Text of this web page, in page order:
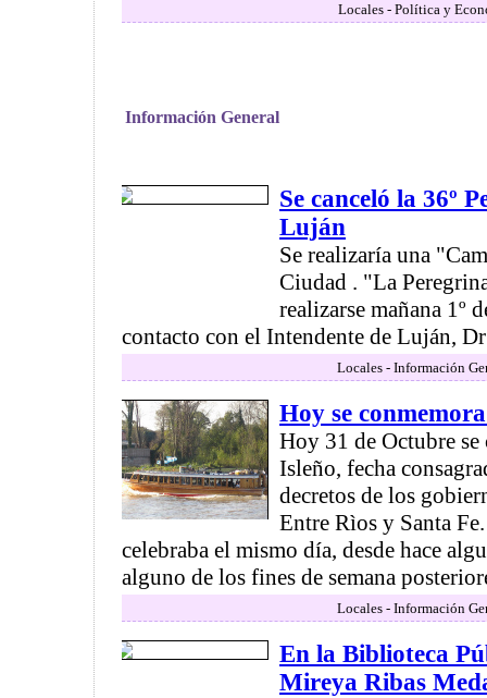
Locales - Política y
Información General
Se canceló la 36º
Luján
Se realizaría una
Ciudad . "La
realizarse mañana 1º
contacto con el Intendente de Luján,
Locales - Información
Hoy se
Hoy 31 de Octubre
Isleño, fecha
decretos de los
Entre Rìos y Santa
celebraba el mismo día, desde hace
alguno de los fines de semana
Locales - Información
En la Biblioteca
Mireya Ribas